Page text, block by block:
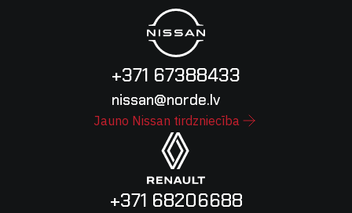
+371 67388433
nissan@norde.lv
Jauno Nissan tirdzniecība
+371 68206688